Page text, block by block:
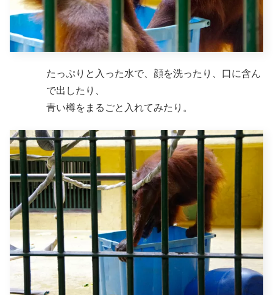
たっぷりと入った水で、顔を洗ったり、口に含ん
で出したり、
青い樽をまるごと入れてみたり。